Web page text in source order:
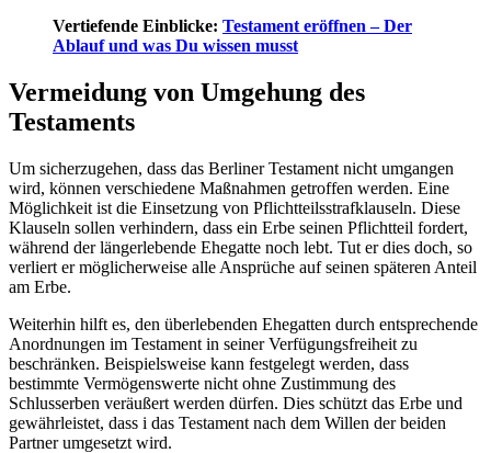
Vertiefende Einblicke: Testament eröffnen – Der
Ablauf und was Du wissen musst
Vermeidung von Umgehung des
Testaments
Um sicherzugehen, dass das Berliner Testament nicht umgangen
wird, können verschiedene Maßnahmen getroffen werden. Eine
Möglichkeit ist die Einsetzung von Pflichtteilsstrafklauseln. Diese
Klauseln sollen verhindern, dass ein Erbe seinen Pflichtteil fordert,
während der längerlebende Ehegatte noch lebt. Tut er dies doch, so
verliert er möglicherweise alle Ansprüche auf seinen späteren Anteil
am Erbe.
Weiterhin hilft es, den überlebenden Ehegatten durch entsprechende
Anordnungen im Testament in seiner Verfügungsfreiheit zu
beschränken. Beispielsweise kann festgelegt werden, dass
bestimmte Vermögenswerte nicht ohne Zustimmung des
Schlusserben veräußert werden dürfen. Dies schützt das Erbe und
gewährleistet, dass i das Testament nach dem Willen der beiden
Partner umgesetzt wird.